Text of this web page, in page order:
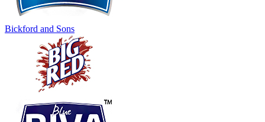
Bickford and Sons